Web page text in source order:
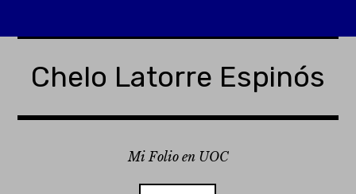
contentChelo Latorre Espinós
Mi Folio en UOC